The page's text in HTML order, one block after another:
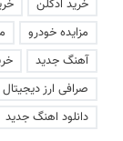
خرید ادکلن
مزایده خودرو
آهنگ جدید
صرافی ارز دیجیتال
دانلود اهنگ جدید